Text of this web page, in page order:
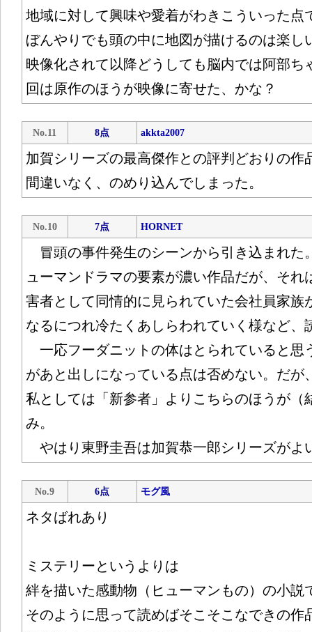
地域に対して興味や愛着がわきこういった点
ぼんやりでも頭の中に地図が描けるのは楽し
映像化されて以降どうしても脳内では阿部ち
回は原作のほうが映像に寄せた、かな？
No.11 8点 akkta2007
加賀シリーズの最高傑作との評判どおりの作
間違いなく、のめり込んでしまった。
No.10 7点 HORNET
冒頭の事件発生のシーンから引き込まれた
ューマンドラマの要素が濃い作品だが、それ
害者として同情的に見られていた会社員家族
なるにつれ冷たくあしらわれていく様など、
一応フーダニットの体はとられていると思
があと出しになっている点は否めない。だが
私としては「新参者」よりこちらのほうが（
み。
やはり東野圭吾は加賀恭一郎シリーズがよ
No.9 6点 モグ風
ネタばれあり
ミステリーというよりは
絆を描いた感動物（ヒューマンもの）の小説
そのように思って読めばそこそこなできの作